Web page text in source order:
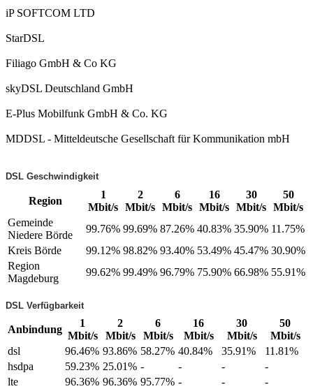
iP SOFTCOM LTD
StarDSL
Filiago GmbH & Co KG
skyDSL Deutschland GmbH
E-Plus Mobilfunk GmbH & Co. KG
MDDSL - Mitteldeutsche Gesellschaft für Kommunikation mbH
DSL Geschwindigkeit
Region
1
Mbit/s
2
Mbit/s
6
Mbit/s
16
Mbit/s
30
Mbit/s
50
Mbit/s
Gemeinde
Niedere Börde
99.76% 99.69% 87.26% 40.83% 35.90% 11.75%
Kreis Börde
99.12% 98.82% 93.40% 53.49% 45.47% 30.90%
Region
Magdeburg
99.62% 99.49% 96.79% 75.90% 66.98% 55.91%
DSL Verfügbarkeit
Anbindung
1
Mbit/s
2
Mbit/s
6
Mbit/s
16
Mbit/s
30
Mbit/s
50
Mbit/s
dsl
96.46% 93.86% 58.27% 40.84% 35.91%
11.81%
hsdpa
59.23% 25.01% - - -
-
lte
96.36% 96.36% 95.77% - - -